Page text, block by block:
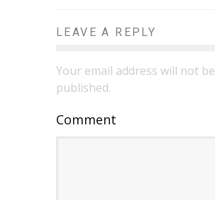
LEAVE A REPLY
Your email address will not be
published.
Comment